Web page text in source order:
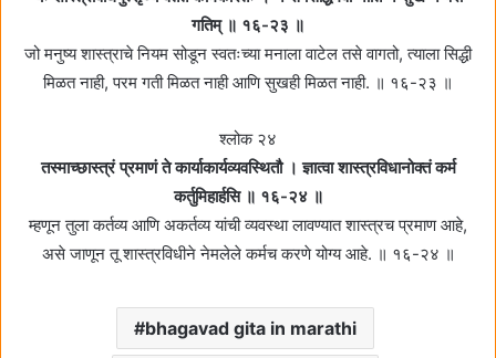
गतिम्‌ ॥ १६-२३ ॥
जो मनुष्य शास्त्राचे नियम सोडून स्वतःच्या मनाला वाटेल तसे वागतो, त्याला सिद्धी
मिळत नाही, परम गती मिळत नाही आणि सुखही मिळत नाही. ॥ १६-२३ ॥
श्लोक २४
तस्माच्छास्त्रं प्रमाणं ते कार्याकार्यव्यवस्थितौ । ज्ञात्वा शास्त्रविधानोक्तं कर्म
कर्तुमिहार्हसि ॥ १६-२४ ॥
म्हणून तुला कर्तव्य आणि अकर्तव्य यांची व्यवस्था लावण्यात शास्त्रच प्रमाण आहे,
असे जाणून तू शास्त्रविधीने नेमलेले कर्मच करणे योग्य आहे. ॥ १६-२४ ॥
bhagavad gita in marathi